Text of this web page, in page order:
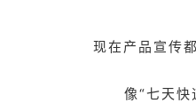
现在产品宣传
像“七天快